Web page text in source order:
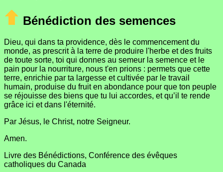
Bénédiction des semences
Dieu, qui dans ta providence, dès le commencement du
monde, as prescrit à la terre de produire l'herbe et des fruits
de toute sorte, toi qui donnes au semeur la semence et le
pain pour la nourriture, nous t'en prions : permets que cette
terre, enrichie par ta largesse et cultivée par le travail
humain, produise du fruit en abondance pour que ton peuple
se réjouisse des biens que tu lui accordes, et qu’il te rende
grâce ici et dans l'éternité.
Par Jésus, le Christ, notre Seigneur.
Amen.
Livre des Bénédictions, Conférence des évêques
catholiques du Canada